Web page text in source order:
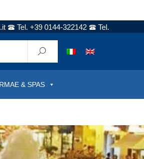
Tel. +39 0144-322142
Tel.
& SPAS